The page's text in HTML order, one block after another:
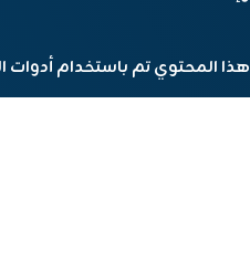
هذا المحتوي تم باستخدام أدوات